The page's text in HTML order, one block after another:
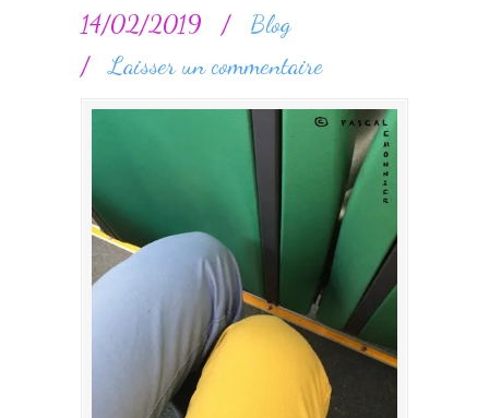
14/02/2019
/
Blog
/Laisser un commentaire